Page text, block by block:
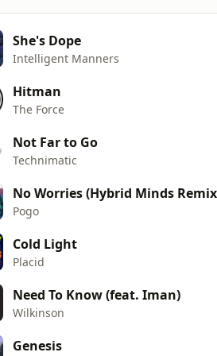
She's Dope
Intelligent Manners
Hitman
The Force
Not Far to Go
Technimatic
No Worries (Hybrid Minds
Pogo
Cold Light
Placid
Need To Know (feat. Iman)
Wilkinson
Genesis